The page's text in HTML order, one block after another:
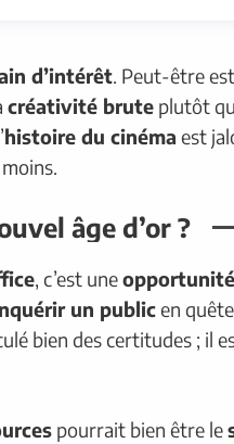
d’intérêt. Peut-être
créativité brute plutôt
histoire du cinéma est
âge d’or ?
, c’est une
un publicen
bien des certitudes ; il
pourrait bien être le